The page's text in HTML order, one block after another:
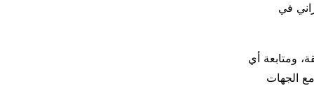
في
ومتابعة أي
الجهات